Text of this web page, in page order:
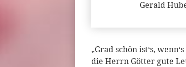
Gerald
„Grad schön ist‘s,
die Herrn Götter gute